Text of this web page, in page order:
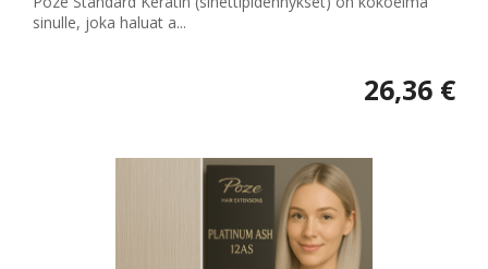
sinulle, joka haluat a...
26,36 €